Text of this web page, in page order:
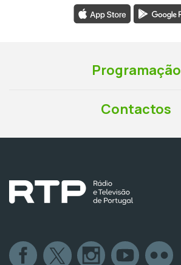
Programação
Contactos